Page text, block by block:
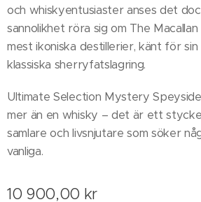
och whiskyentusiaster anses det
sannolikhet röra sig om The
mest ikoniska destillerier, känt för sin
klassiska sherryfatslagring.
Ultimate Selection Mystery
mer än en whisky – det är ett
samlare och livsnjutare som söker
vanliga.
10 900,00 kr